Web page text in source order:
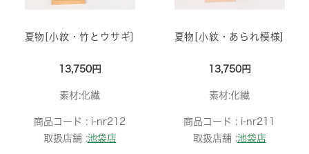
夏物[小紋・竹とウサギ]
13,750円
素材:化繊
商品コード : i-nr212
取扱店舗 :池袋店
夏物[小紋・あられ模様]
13,750円
素材:化繊
商品コード : i-nr211
取扱店舗 :池袋店